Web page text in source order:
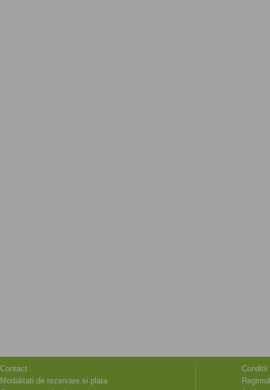
Contact
Modalitati de rezervare si plata
Conditii